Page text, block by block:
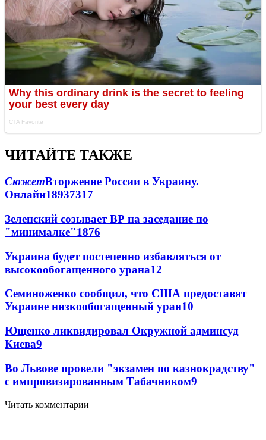
ЧИТАЙТЕ ТАКЖЕ
СюжетВторжение России в Украину.
Онлайн18937317
Зеленский созывает ВР на заседание по
"минималке"1876
Украина будет постепенно избавляться от
высокообогащенного урана12
Семиноженко сообщил, что США предоставят
Украине низкообогащенный уран10
Ющенко ликвидировал Окружной админсуд
Киева9
Во Львове провели "экзамен по казнокрадству"
с импровизированным Табачником9
Читать комментарии